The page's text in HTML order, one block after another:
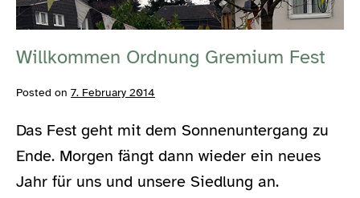
Willkommen Ordnung Gremium Fest
Posted on 7. February 2014
Das Fest geht mit dem Sonnenuntergang zu
Ende. Morgen fängt dann wieder ein neues
Jahr für uns und unsere Siedlung an.